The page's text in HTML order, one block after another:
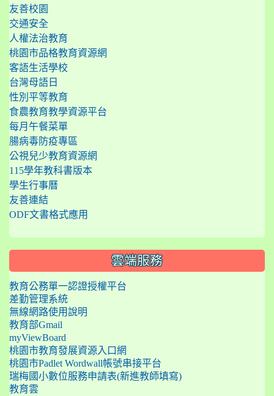
友善校園
交通安全
人權法治教育
桃園市品格教育資源網
客語生活學校
台灣母語日
性別平等教育
食農教育教學資源平台
每月午餐菜單
腸病毒防疫專區
公視兒少教育資源網
115學年教科書版本
學生行事曆
友善連結
ODF文書格式應用
雲端服務
教育公務單一認證授權平台
差勤管理系統
無線網路使用說明
教育部Gmail
myViewBoard
桃園市教育發展資源入口網
桃園市Padlet Wordwall帳號串接平台
瑞梅國小數位服務申請表(新進教師填寫)
教育雲